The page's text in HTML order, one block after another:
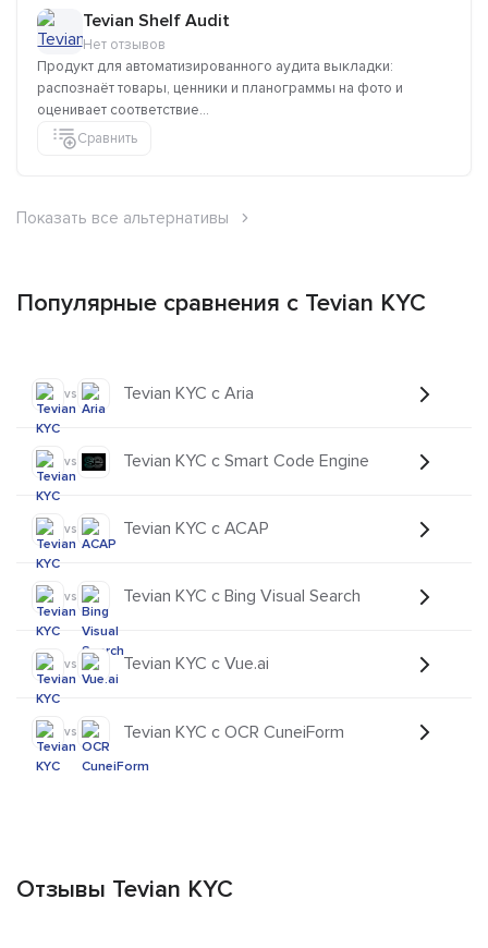
Tevian Shelf Audit
Нет отзывов
Продукт для автоматизированного аудита выкладки:
распознаёт товары, ценники и планограммы на фото и
оценивает соответствие...
Сравнить
Показать все альтернативы
Популярные сравнения с Tevian KYC
vs Tevian KYC с Aria
vs Tevian KYC с Smart Code Engine
vs Tevian KYC с ACAP
vs Tevian KYC с Bing Visual Search
vs Tevian KYC с Vue.ai
vs Tevian KYC с OCR CuneiForm
Отзывы Tevian KYC